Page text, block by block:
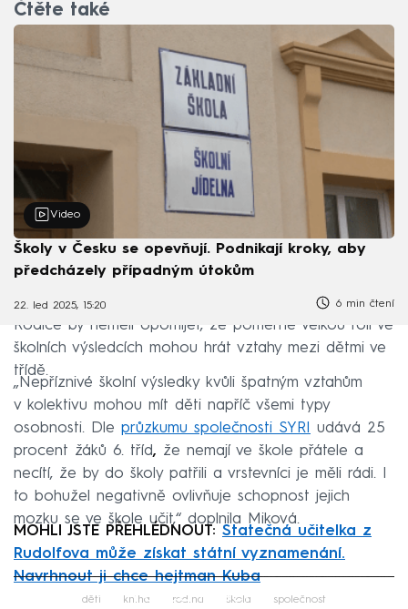
Čtěte také
Video
Školy v Česku se opevňují. Podnikají kroky, aby
předcházely případným útokům
22. led 2025, 15:20 6 min čtení
Rodiče by neměli opomíjet, že poměrně velkou roli ve
školních výsledcích mohou hrát vztahy mezi dětmi ve
třídě.
„Nepříznivé školní výsledky kvůli špatným vztahům
v kolektivu mohou mít děti napříč všemi typy
osobnosti. Dle průzkumu společnosti SYRI udává 25
procent žáků 6. tříd, že nemají ve škole přátele a
necítí, že by do školy patřili a vrstevníci je měli rádi. I
to bohužel negativně ovlivňuje schopnost jejich
mozku se ve škole učit,“ doplnila Miková.
MOHLI JSTE PŘEHLÉDNOUT: Statečná učitelka z
Rudolfova může získat státní vyznamenání.
Navrhnout ji chce hejtman Kuba
Failed to fetch
děti kniha rodina škola společnost